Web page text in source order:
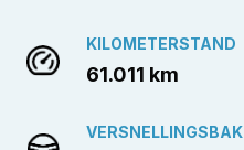
KILOMETERSTAND
61.011 km
VERSNELLINGSBAK